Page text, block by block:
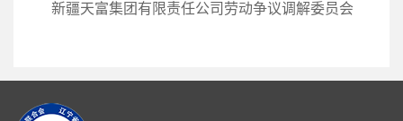
新疆天富集团有限责任公司劳动争议调解委员会